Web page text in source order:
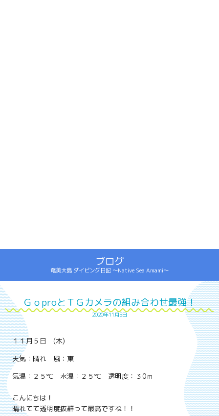
ブログ
奄美大島 ダイビング日記 ～Native Sea Amami～
ＧｏproとＴＧカメラの組み合わせ最強！
2020年11月5日
１１月５ 日 (木)
天気：晴れ 風：東
気温：２５℃ 水温：２５℃ 透明度：３0ｍ
こんにちは！
晴れてて透明度抜群って最高ですね！！